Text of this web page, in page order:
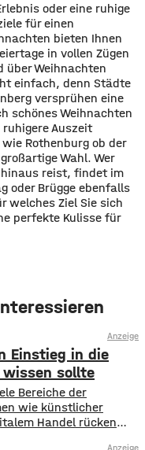
oder eine ruhige
für einen
bieten Ihnen
in vollen Zügen
über Weihnachten
einfach, denn Städte
versprühen eine
schönes Weihnachten
Auszeit
Rothenburg ob der
Wahl. Wer
hinaus reist, findet im
oder Brügge ebenfalls
welches Ziel Sie sich
perfekte Kulisse für
Anzeige
Einstieg in die
sollte
Bereiche der
wie künstlicher
Handel rücken
Anzeige